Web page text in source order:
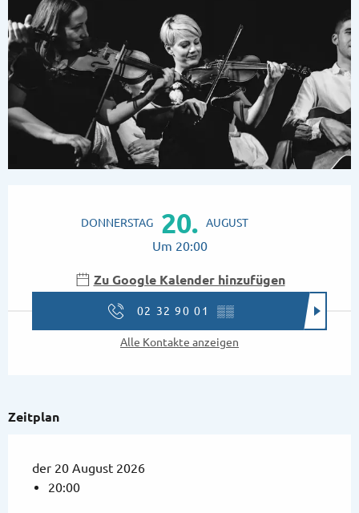
DONNERSTAG 20. AUGUST
Um 20:00
Zu Google Kalender hinzufügen
02 32 90 01 ▒▒
Alle Kontakte anzeigen
Zeitplan
der 20 August 2026
20:00